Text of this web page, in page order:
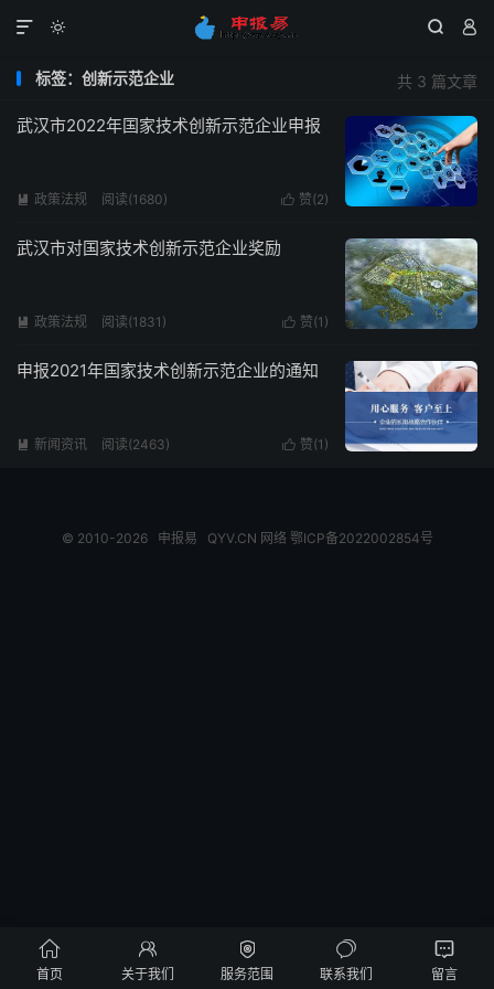
  

共 3 篇文章
标签：创新示范企业
武汉市2022年国家技术创新示范企业申报
 赞(2)
 政策法规 阅读(1680)
武汉市对国家技术创新示范企业奖励
 赞(1 )
 政策法规 阅读(1831)
申报2021年国家技术创新示范企业的通知
 赞(1 )
 新闻资讯 阅读(2463)
© 2010-2026 申报易 QYV.CN 网络 鄂ICP备2022002854号

首页

关于我们

服务范围

联系我们

留言